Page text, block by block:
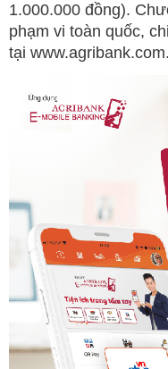
1.000.000 đồng).
phạm vi toàn quốc,
tại